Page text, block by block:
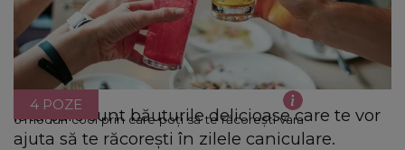
6 moduri cool prin care poți să te răcorești vara
4 POZE
Iată care sunt băuturile delicioase care te vor
ajuta să te răcorești în zilele caniculare.